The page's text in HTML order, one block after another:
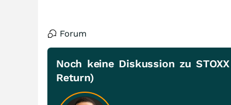
Forum
Noch keine Diskussion zu
Return)